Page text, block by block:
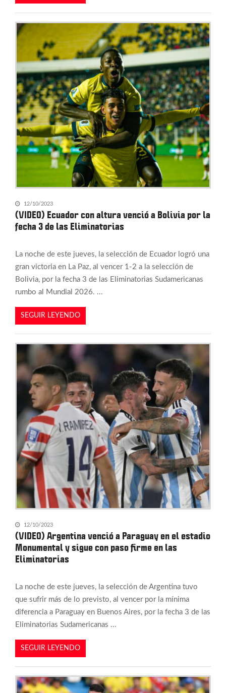
12/10/2023
(VIDEO) Ecuador con altura venció a Bolivia por la
fecha 3 de las Eliminatorias
La noche de este jueves, la selección de Ecuador logró una
gran victoria en La Paz, al vencer 1-2 a la selección de
Bolivia, por la fecha 3 de las Eliminatorias Sudamericanas
rumbo al Mundial 2026. ...
SEGUIR LEYENDO
12/10/2023
(VIDEO) Argentina venció a Paraguay en el estadio
Monumental y sigue con paso firme en las
Eliminatorias
La noche de este jueves, la selección de Argentina tuvo
que sufrir más de lo previsto, al vencer por la mínima
diferencia a Paraguay en Buenos Aires, por la fecha 3 de las
Eliminatorias Sudamericanas ...
SEGUIR LEYENDO